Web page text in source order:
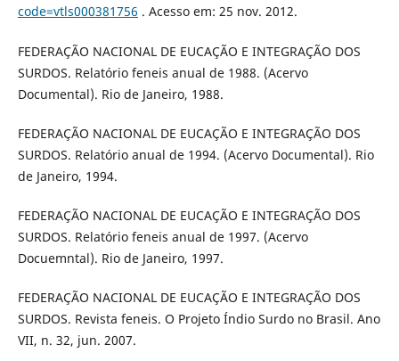
code=vtls000381756 . Acesso em: 25 nov. 2012.
FEDERAÇÃO NACIONAL DE EUCAÇÃO E INTEGRAÇÃO DOS
SURDOS. Relatório feneis anual de 1988. (Acervo
Documental). Rio de Janeiro, 1988.
FEDERAÇÃO NACIONAL DE EUCAÇÃO E INTEGRAÇÃO DOS
SURDOS. Relatório anual de 1994. (Acervo Documental). Rio
de Janeiro, 1994.
FEDERAÇÃO NACIONAL DE EUCAÇÃO E INTEGRAÇÃO DOS
SURDOS. Relatório feneis anual de 1997. (Acervo
Docuemntal). Rio de Janeiro, 1997.
FEDERAÇÃO NACIONAL DE EUCAÇÃO E INTEGRAÇÃO DOS
SURDOS. Revista feneis. O Projeto Índio Surdo no Brasil. Ano
VII, n. 32, jun. 2007.